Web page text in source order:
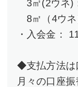
3㎡(2ウネ)
8㎡（4ウネ
・入会金：
◆支払方法は
月々の口座